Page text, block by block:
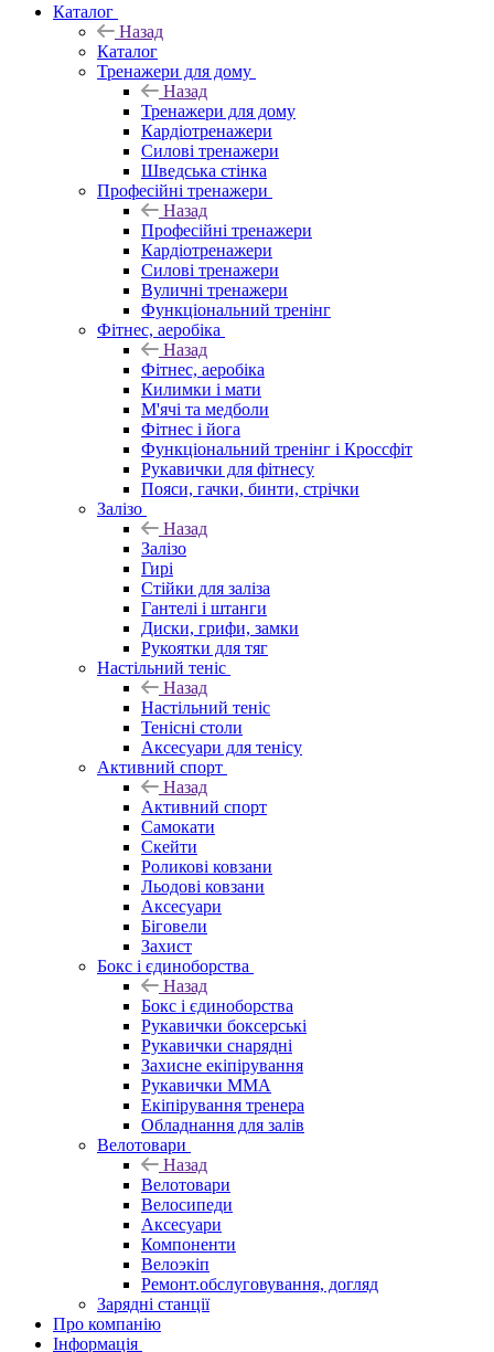
Каталог
Назад
Каталог
Тренажери для дому
Назад
Тренажери для дому
Кардіотренажери
Силові тренажери
Шведська стінка
Професійні тренажери
Назад
Професійні тренажери
Кардіотренажери
Силові тренажери
Вуличні тренажери
Функціональний тренінг
Фітнес, аеробіка
Назад
Фітнес, аеробіка
Килимки і мати
М'ячі та медболи
Фітнес і йога
Функціональний тренінг і Кроссфіт
Рукавички для фітнесу
Пояси, гачки, бинти, стрічки
Залізо
Назад
Залізо
Гирі
Стійки для заліза
Гантелі і штанги
Диски, грифи, замки
Рукоятки для тяг
Настільний теніс
Назад
Настільний теніс
Тенісні столи
Аксесуари для тенісу
Активний спорт
Назад
Активний спорт
Самокати
Скейти
Роликові ковзани
Льодові ковзани
Аксесуари
Біговели
Захист
Бокс і єдиноборства
Назад
Бокс і єдиноборства
Рукавички боксерські
Рукавички снарядні
Захисне екіпірування
Рукавички ММА
Екіпірування тренера
Обладнання для залів
Велотовари
Назад
Велотовари
Велосипеди
Аксесуари
Компоненти
Велоэкіп
Ремонт.обслуговування, догляд
Зарядні станції
Про компанію
Інформація